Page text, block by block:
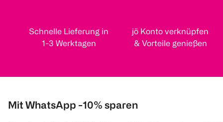
Schnelle Lieferung in
1-3 Werktagen
jö Konto verknüpfen
& Vorteile genießen
Mit WhatsApp -10% sparen